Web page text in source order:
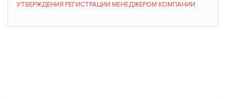
УТВЕРЖДЕНИЯ РЕГИСТРАЦИИ МЕНЕДЖЕРОМ КОМПАНИИ